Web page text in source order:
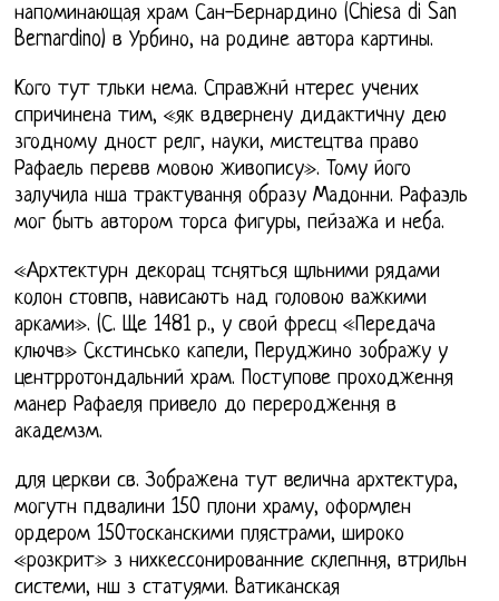
напоминающая храм Сан-Бернардино (Chiesa di San
Bernardino) в Урбино, на родине автора картины.
Кого тут тльки нема. Справжнй нтерес учених
спричинена тим, «як вдвернену дидактичну дею
згодному дност релг, науки, мистецтва право
Рафаель перевв мовою живопису». Тому його
залучила нша трактування образу Мадонни. Рафаэль
мог быть автором торса фигуры, пейзажа и неба.
«Архтектурн декорац тсняться щльними рядами
колон стовпв, нависають над головою важкими
арками». (С. Ще 1481 р., у свой фресц «Передача
ключв» Скстинсько капели, Перуджино зображу у
центрротондальний храм. Поступове проходження
манер Рафаеля привело до переродження в
академзм.
для церкви св. Зображена тут велична архтектура,
могутн пдвалини 150 плони храму, оформлен
ордером 150тосканскими плястрами, широко
«розкрит» з нихкессонированние склепння, втрильн
системи, нш з статуями. Ватиканская